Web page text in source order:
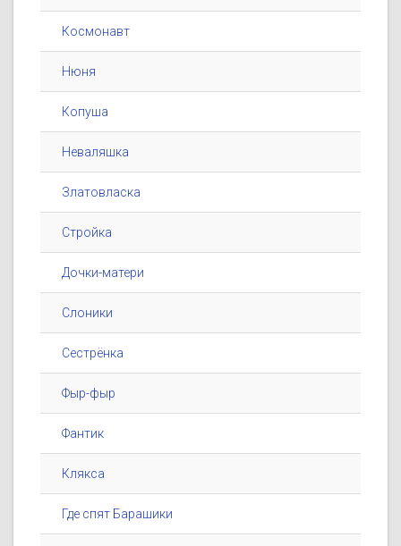
Космонавт
Нюня
Копуша
Неваляшка
Златовласка
Стройка
Дочки-матери
Слоники
Сестрёнка
Фыр-фыр
Фантик
Клякса
Где спят Барашики